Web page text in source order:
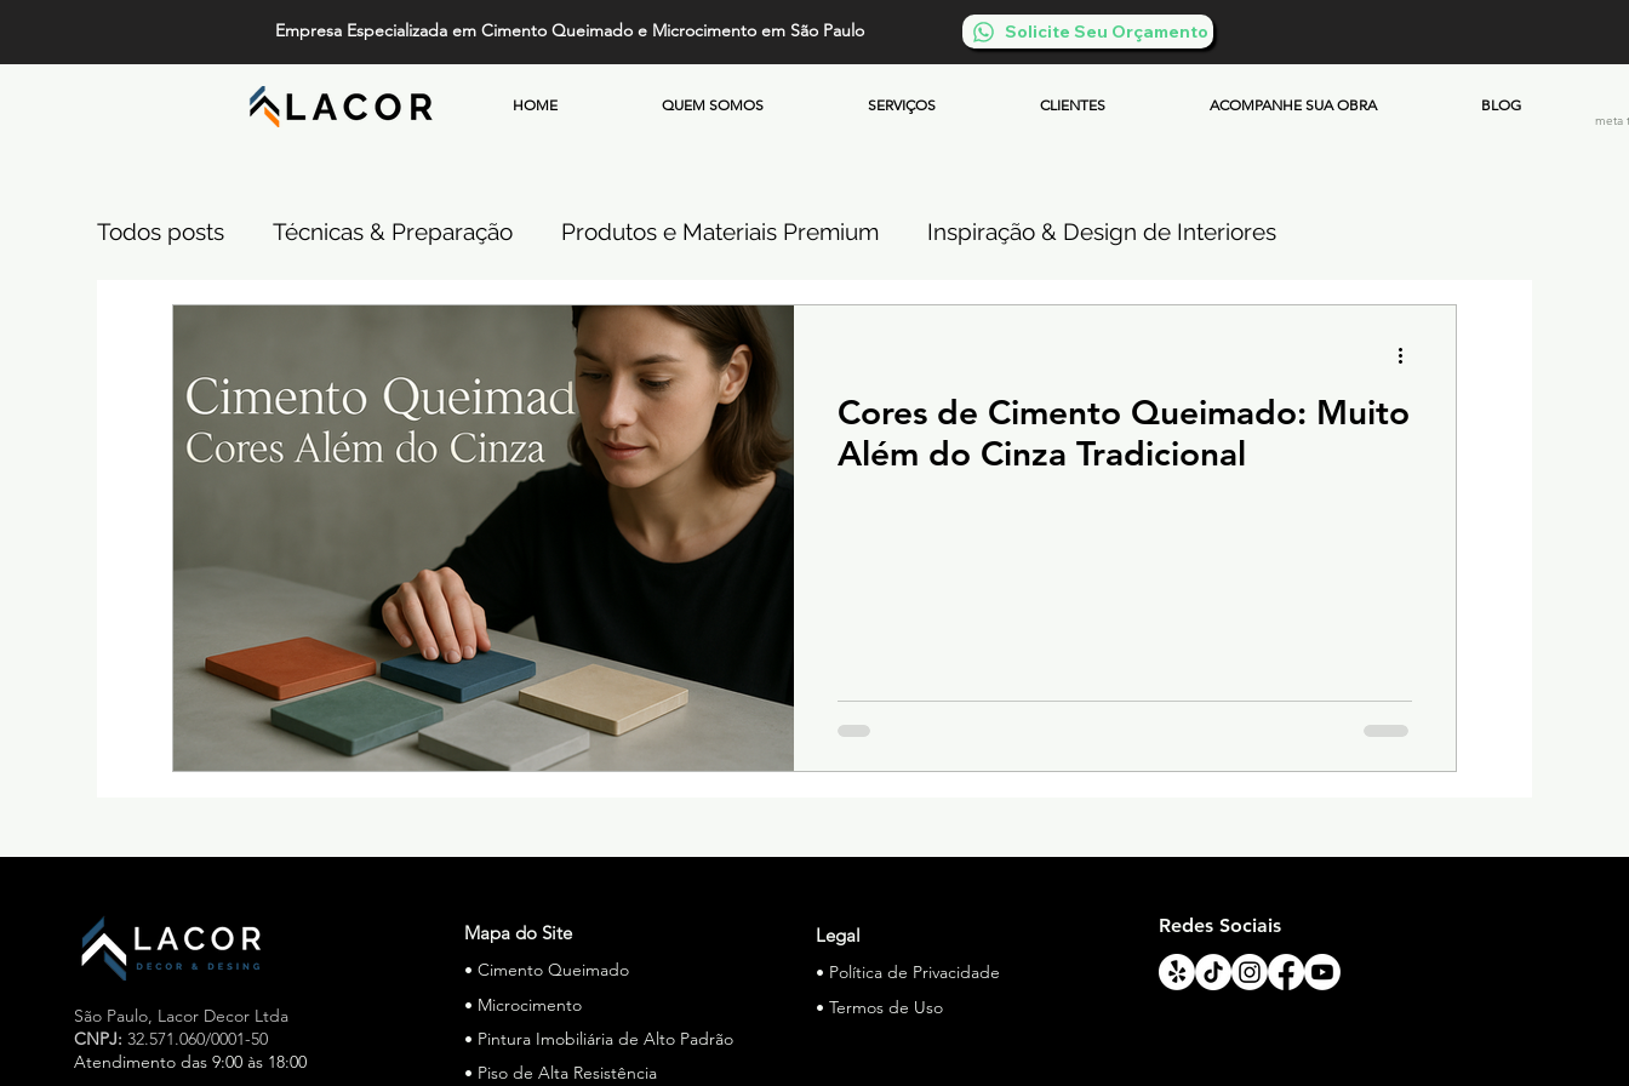
Empresa Especializada em Cimento Queimado e Microcimento em São Paulo Solicite Seu Orçamento
HOME QUEM SOMOS SERVIÇOS CLIENTES ACOMPANHE SUA OBRA BLOG
meta
Todos posts Técnicas & Preparação Produtos e Materiais Premium Inspiração & Design de Interiores
Piso de Cimento Queimado
Projetos de Alto Padrão Cimento Queimado Microcimento Queimado Investimento & Custos
Comparativos de Revestimentos Cimento Queimado Soluções Especiais
Cores de Cimento Queimado: Muito
Além do Cinza Tradicional
São Paulo, Lacor Decor Ltda
CNPJ: 32.571.060/0001-50
Atendimento das 9:00 às 18:00
Mapa do Site
• Cimento Queimado
• Microcimento
• Pintura Imobiliária de Alto Padrão
• Piso de Alta Resistência
Legal
• Política de Privacidade
• Termos de Uso
Redes Sociais